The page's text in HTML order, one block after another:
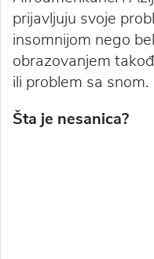
prijavljuju svoje
insomnijom nego
obrazovanjem
ili problem sa snom.
Šta je nesanica?